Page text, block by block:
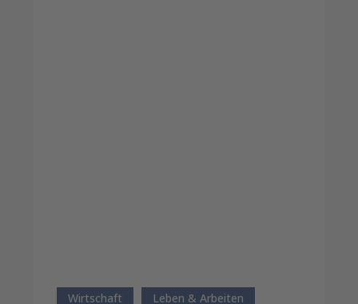
FreiburgWirtschaft Leben & Arbeiten